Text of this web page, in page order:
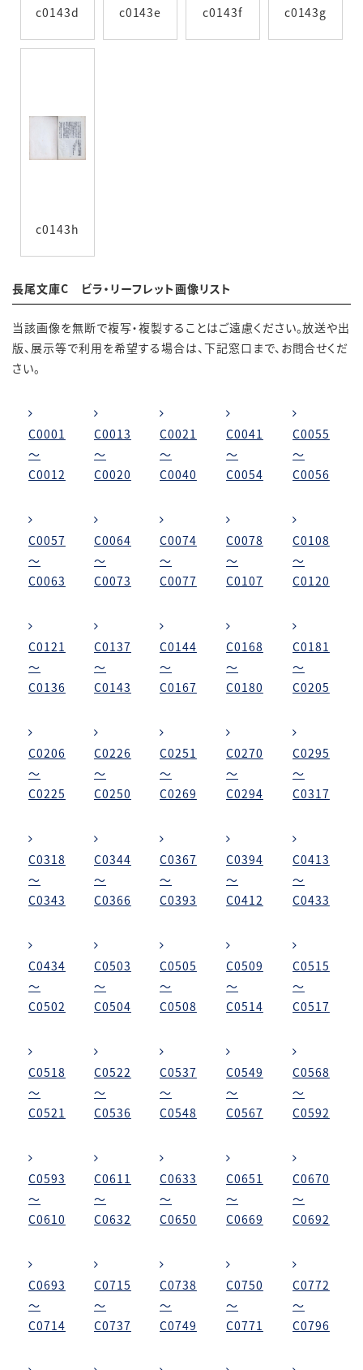
c0143d c0143e c0143f c0143g
c0143h
長尾文庫C ビラ・リーフレット画像リスト
当該画像を無断で複写・複製することはご遠慮ください。放送や出
版、展示等で利用を希望する場合は、下記窓口まで、お問合せくだ
さい。
C0001
～
C0012
C0013
～
C0020
C0021
～
C0040
C0041
～
C0054
C0055
～
C0056
C0057
～
C0063
C0064
～
C0073
C0074
～
C0077
C0078
～
C0107
C0108
～
C0120
C0121
～
C0136
C0137
～
C0143
C0144
～
C0167
C0168
～
C0180
C0181
～
C0205
C0206
～
C0225
C0226
～
C0250
C0251
～
C0269
C0270
～
C0294
C0295
～
C0317
C0318
～
C0343
C0344
～
C0366
C0367
～
C0393
C0394
～
C0412
C0413
～
C0433
C0434
～
C0502
C0503
～
C0504
C0505
～
C0508
C0509
～
C0514
C0515
～
C0517
C0518
～
C0521
C0522
～
C0536
C0537
～
C0548
C0549
～
C0567
C0568
～
C0592
C0593
～
C0610
C0611
～
C0632
C0633
～
C0650
C0651
～
C0669
C0670
～
C0692
C0693
～
C0714
C0715
～
C0737
C0738
～
C0749
C0750
～
C0771
C0772
～
C0796